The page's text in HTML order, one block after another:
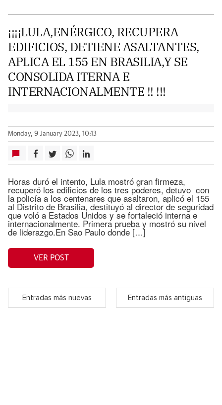
¡¡¡¡LULA,ENÉRGICO, RECUPERA
EDIFICIOS, DETIENE ASALTANTES,
APLICA EL 155 EN BRASILIA,Y SE
CONSOLIDA ITERNA E
INTERNACIONALMENTE !! !!!
Monday, 9 January 2023, 10:13
Horas duró el intento, Lula mostró gran firmeza,
recuperó los edificios de los tres poderes, detuvo con
la policía a los centenares que asaltaron, aplicó el 155
al Distrito de Brasilia, destituyó al director de seguridad
que voló a Estados Unidos y se fortaleció interna e
internacionalmente. Primera prueba y mostró su nivel
de liderazgo.En Sao Paulo donde […]
VER POST
Entradas más nuevas Entradas más antiguas